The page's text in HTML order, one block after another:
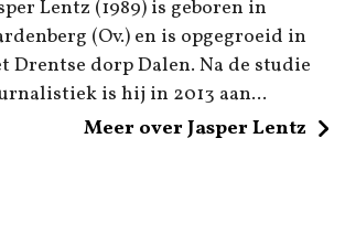
Lentz (1989) is geboren in
(Ov.) en is opgegroeid in
Drentse dorp Dalen. Na de studie
is hij in 2013 aan...
Meer over Jasper Lentz